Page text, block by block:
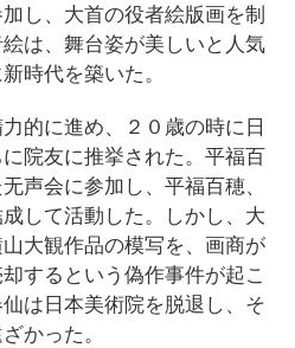
加し、大首の役者絵版画を制
は、舞台姿が美しいと人気
時代を築いた。
的に進め、２０歳の時に日
院友に推挙された。平福百
声会に参加し、平福百穂、
して活動した。しかし、大
大観作品の模写を、画商が
するという偽作事件が起こ
は日本美術院を脱退し、そ
かった。